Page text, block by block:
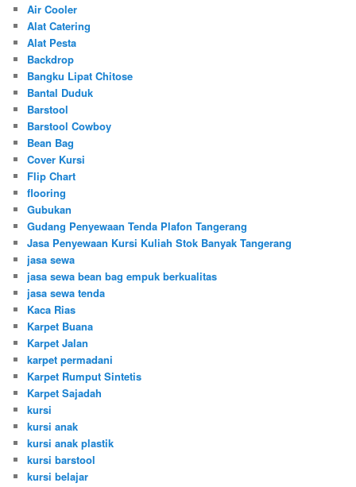
Air Cooler
Alat Catering
Alat Pesta
Backdrop
Bangku Lipat Chitose
Bantal Duduk
Barstool
Barstool Cowboy
Bean Bag
Cover Kursi
Flip Chart
flooring
Gubukan
Gudang Penyewaan Tenda Plafon Tangerang
Jasa Penyewaan Kursi Kuliah Stok Banyak Tangerang
jasa sewa
jasa sewa bean bag empuk berkualitas
jasa sewa tenda
Kaca Rias
Karpet Buana
Karpet Jalan
karpet permadani
Karpet Rumput Sintetis
Karpet Sajadah
kursi
kursi anak
kursi anak plastik
kursi barstool
kursi belajar